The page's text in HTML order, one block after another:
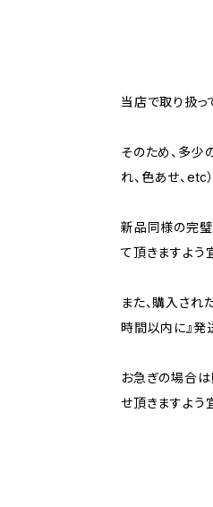
当店で取り扱っ
そのため、多少
れ、色あせ、etc
新品同様の完
て頂きますよう
また、購入され
時間以内に』発
お急ぎの場合
せ頂きますよう